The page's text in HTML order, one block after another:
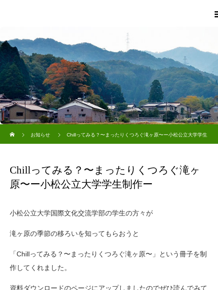
お知らせ
Chillってみる？〜まったりくつろぐ滝ヶ原〜ー小松公立大学学生
Chillってみる？〜まったりくつろぐ滝ヶ
原〜ー小松公立大学学生制作ー
小松公立大学国際文化交流学部の学生の方々が
滝ヶ原の季節の移ろいを知ってもらおうと
「Chillってみる？〜まったりくつろぐ滝ヶ原〜」という冊子を制
作してくれました。
資料ダウンロードのページにアップしましたのでぜひ読んでみて